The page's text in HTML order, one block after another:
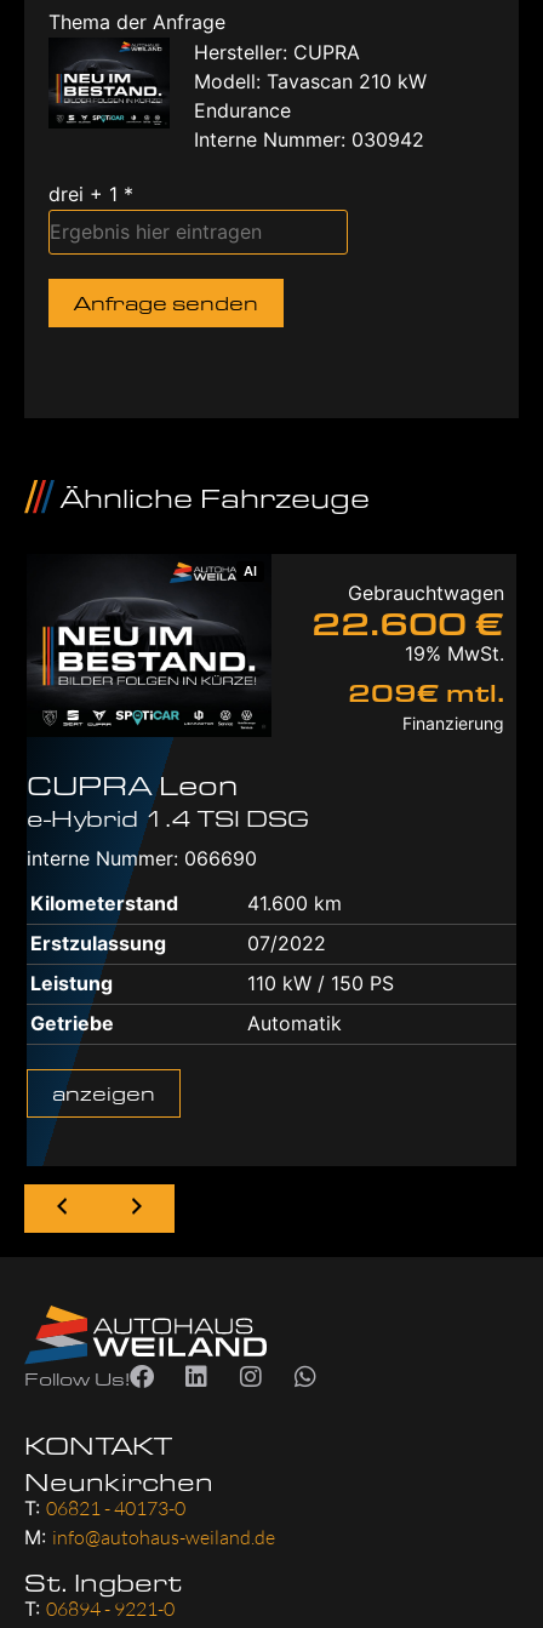
Thema der Anfrage
Hersteller: CUPRA
Modell: Tavascan 210 kW
Endurance
Interne Nummer: 030942
drei + 1 *
Anfrage senden
Ähnliche Fahrzeuge
AI
Gebrauchtwagen
22.600 €
19% MwSt.
209€ mtl.
Finanzierung
CUPRA Leon
e-Hybrid 1.4 TSI DSG
interne Nummer: 066690
Kilometerstand
41.600 km
Erstzulassung
07/2022
Leistung
110 kW / 150 PS
Getriebe
Automatik
anzeigen
Follow Us!
KONTAKT
Neunkirchen
T: 06821 - 40173-0
M: info@autohaus-weiland.de
St. Ingbert
T: 06894 - 9221-0